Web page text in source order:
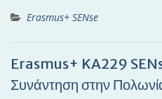
Erasmus+ SENse
Erasmus+ KA229
Συνάντηση στην